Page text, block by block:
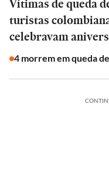
Vítimas de queda
turistas
celebravam
4 morrem em queda